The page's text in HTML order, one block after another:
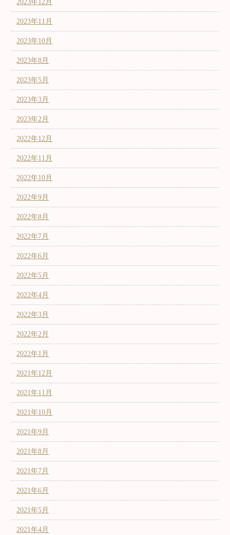
2023年12月
2023年11月
2023年10月
2023年8月
2023年5月
2023年3月
2023年2月
2022年12月
2022年11月
2022年10月
2022年9月
2022年8月
2022年7月
2022年6月
2022年5月
2022年4月
2022年3月
2022年2月
2022年1月
2021年12月
2021年11月
2021年10月
2021年9月
2021年8月
2021年7月
2021年6月
2021年5月
2021年4月